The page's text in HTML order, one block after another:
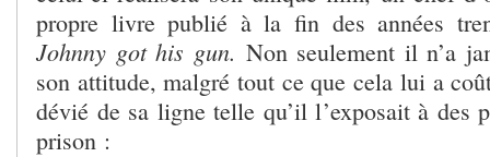
propre livre publié à la fin des années
Johnny got his gun. Non seulement il n’a
son attitude, malgré tout ce que cela lui a
dévié de sa ligne telle qu’il l’exposait à des
prison :